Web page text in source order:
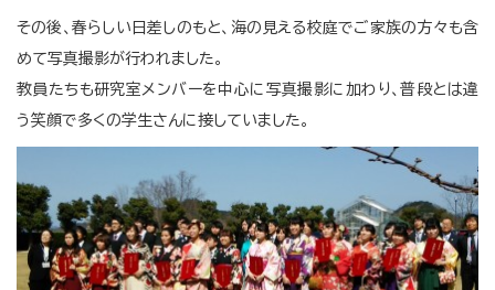
その後、春らしい日差しのもと、海の見える校庭でご家族の方々も含
めて写真撮影が行われました。
教員たちも研究室メンバーを中心に写真撮影に加わり、普段とは違
う笑顔で多くの学生さんに接していました。